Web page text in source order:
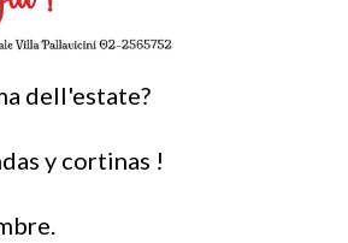
dell'estate?
y cortinas !